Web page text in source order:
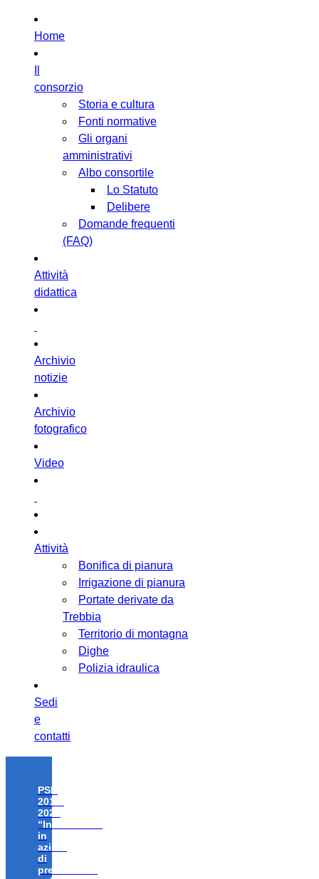
Home
consorzio
Storia e cultura
Fonti normative
Gli organi
amministrativi
Albo consortile
Lo Statuto
Delibere
Domande frequenti
(FAQ)
Attività
didattica
Archivio
notizie
Archivio
fotografico
Video
Attività
Bonifica di pianura
Irrigazione di pianura
Portate derivate da
Trebbia
Territorio di montagna
Dighe
Polizia idraulica
Sedi
e
contatti
PSR
2014-
2020
“Investimenti
in
azioni
di
prevenzione